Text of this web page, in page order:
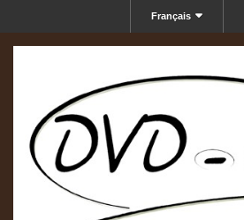
Français